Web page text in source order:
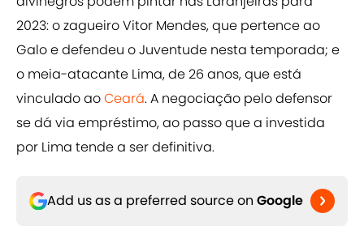
2023: o zagueiro Vitor Mendes, que pertence ao
Galo e defendeu o Juventude nesta temporada; e
o meia-atacante Lima, de 26 anos, que está
vinculado aoCeará. A negociação pelo defensor
se dá via empréstimo, ao passo que a investida
por Lima tende a ser definitiva.
Add us as a preferred source on Google